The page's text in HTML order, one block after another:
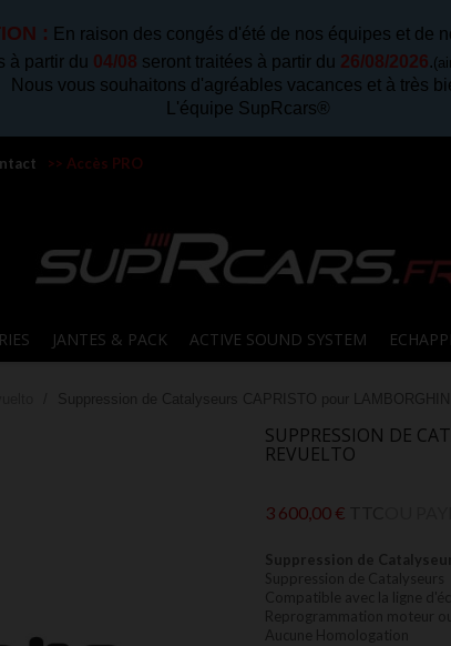
: En raison des congés d'été de nos équipes et de
à partir du 04/08 seront traitées à partir du 26/08/2026.
Nous vous souhaitons d'agréables vacances et à très
L'équipe SupRcars®
>> Accès PRO
JANTES & PACK ACTIVE SOUND SYSTEM
SUPPRESSION DE
REVUELTO
3 600,00 €